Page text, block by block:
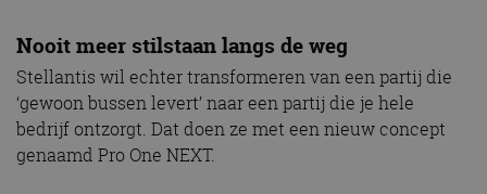
Nooit meer stilstaan langs de weg
Stellantis wil echter transformeren van een partij die
‘gewoon bussen levert’ naar een partij die je hele
bedrijf ontzorgt. Dat doen ze met een nieuw concept
genaamd Pro One NEXT.